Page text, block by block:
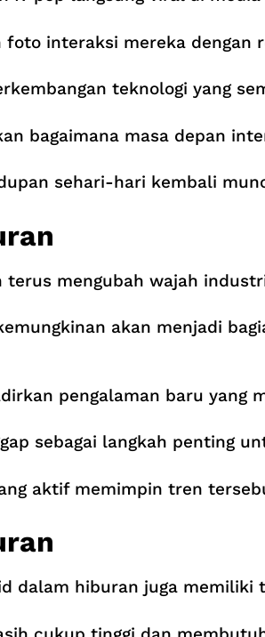
foto interaksi mereka dengan
teknologi yang
bagaimana masa depan
sehari-hari kembali
mengubah wajah
akan menjadi
pengalaman baru yang
sebagai langkah penting
aktif memimpin tren
dalam hiburan juga memiliki